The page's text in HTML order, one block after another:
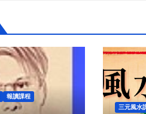
報讀課程
三元風水